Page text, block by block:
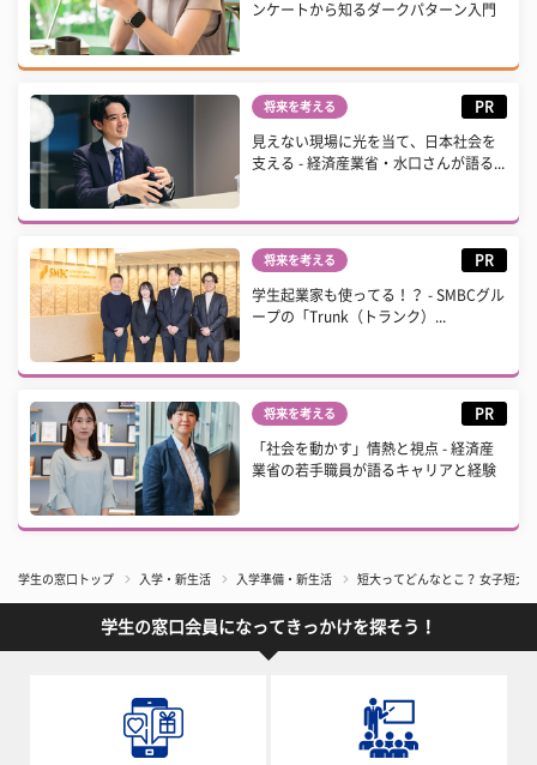
ンケートから知るダークパターン入門
将来を考える PR
見えない現場に光を当て、日本社会を
支える - 経済産業省・水口さんが語る...
将来を考える PR
学生起業家も使ってる！？ - SMBCグル
ープの「Trunk（トランク）...
将来を考える PR
「社会を動かす」情熱と視点 - 経済産
業省の若手職員が語るキャリアと経験
学生の窓口トップ 入学・新生活 入学準備・新生活 短大ってどんなとこ？ 女子短大
学生の窓口会員になってきっかけを探そう！